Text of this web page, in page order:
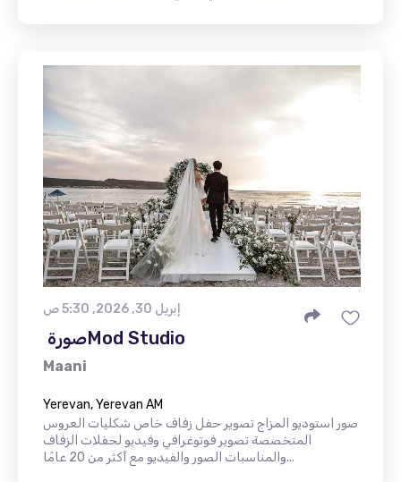
إبريل 30, 2026, 5:30 ص
Maani
Yerevan, Yerevan AM
صور استوديو المزاج تصوير حفل زفاف خاص شكليات العروس
المتخصصة تصوير فوتوغرافي وفيديو لحفلات الزفاف
والمناسبات الصور والفيديو مع أكثر من 20 عامًا...